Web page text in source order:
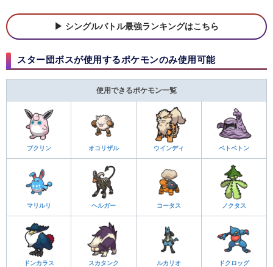
シングルバトル最強ランキングはこちら
スター団ボスが使用するポケモンのみ使用可能
使用できるポケモン一覧
プクリン オコリザル ウインディ ベトベトン
マリルリ ヘルガー コータス ノクタス
ドンカラス スカタンク ルカリオ ドクロッグ